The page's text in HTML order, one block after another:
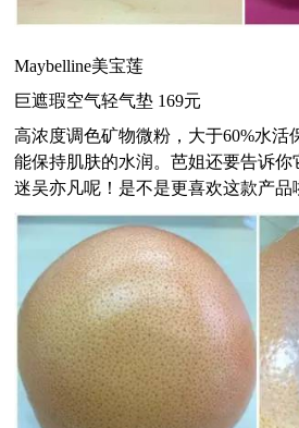
Maybelline美宝莲
巨遮瑕空气轻气垫 169元
高浓度调色矿物微粉，大于60%水活
能保持肌肤的水润。芭姐还要告诉你
迷吴亦凡呢！是不是更喜欢这款产品